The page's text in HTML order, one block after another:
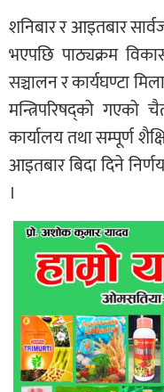
शनिबार र आइतबार
भएपछि पाठ्यक्रम
सञ्चालन र कार्यघण्टा
मन्त्रिपरिषद्को गएको
कार्यालय तथा सम्पूर्ण
आइतबार बिदा दिने
।